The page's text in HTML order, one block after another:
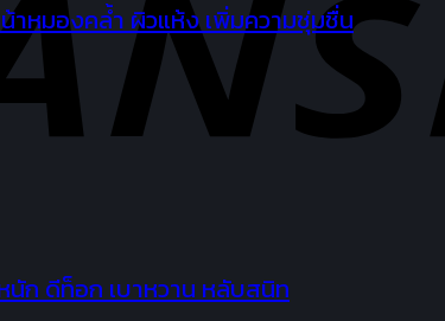
าหมองคล้ำ ผิวแห้ง เพิ่มความชุ่มชื่น
นัก ดีท็อก เบาหวาน หลับสนิท